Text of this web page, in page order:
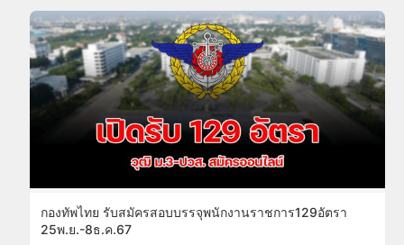
กองทัพไทย รับสมัครสอบบรรจุพนักงานราชการ129อัตรา
25พ.ย.-8ธ.ค.67